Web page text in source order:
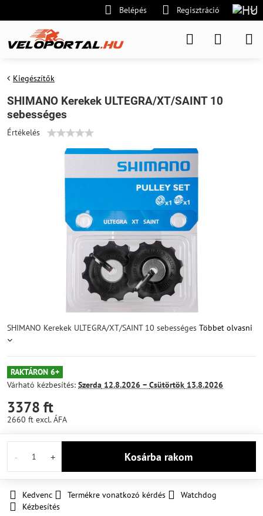
Belépés Regisztráció
Kiegészítők
SHIMANO Kerekek ULTEGRA/XT/SAINT 10
sebességes
Értékelés
SHIMANO Kerekek ULTEGRA/XT/SAINT 10 sebességes Többet olvasni
RAKTÁRON 6+
Várható kézbesítés: Szerda 12.8.2026 − Csütörtök 13.8.2026
3378 ft
2660 ft excl. ÁFA
Kosárba rakom
Kedvenc Termékre vonatkozó kérdés
Watchdog
Kézbesítés